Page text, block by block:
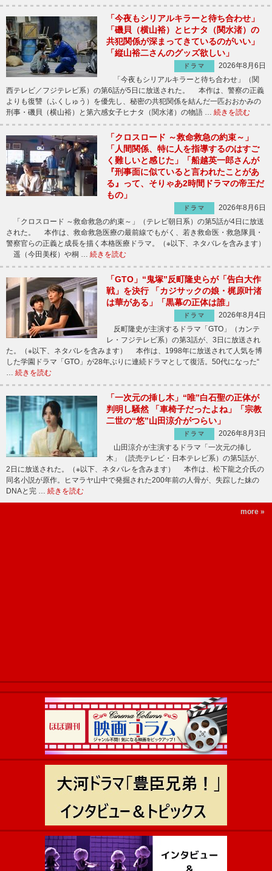
「今夜もシリアルキラーと待ち合わせ」
「磯貝（横山裕）とヒナタ（関水渚）の
共犯関係が深まってきているのがいい」
「縦山裕二さんのグッズ欲しい」
ドラマ
2026年8月6日
「今夜もシリアルキラーと待ち合わせ」（関
西テレビ／フジテレビ系）の第6話が5日に放送された。 本作は、警察の正義
よりも復讐（ふくしゅう）を優先し、秘密の共犯関係を結んだ一匹おおかみの
刑事・磯貝（横山裕）と第六感女子ヒナタ（関水渚）の物語 … 続きを読む
「クロスロード ～救命救急の約束～」
「人間関係、特に人を指導するのはすご
く難しいと感じた」「船越英一郎さんが
『刑事面に似ていると言われたことがあ
る』って、そりゃあ2時間ドラマの帝王だ
もの」
ドラマ
2026年8月6日
「クロスロード ～救命救急の約束～」（テレビ朝日系）の第5話が4日に放送
された。 本作は、救命救急医療の最前線でもがく、若き救命医・救急隊員・
警察官らの正義と成長を描く本格医療ドラマ。（※以下、ネタバレを含みます）
遥（今田美桜）や桐 … 続きを読む
「GTO」“鬼塚”反町隆史らが「告白大作
戦」を決行 「カジサックの娘・梶原叶渚
は華がある」「黒幕の正体は誰」
ドラマ
2026年8月4日
反町隆史が主演するドラマ「GTO」（カンテ
レ・フジテレビ系）の第3話が、3日に放送され
た。（※以下、ネタバレを含みます） 本作は、1998年に放送されて人気を博
した学園ドラマ「GTO」が28年ぶりに連続ドラマとして復活。50代になった“
… 続きを読む
「一次元の挿し木」“唯”白石聖の正体が
判明し騒然 「車椅子だったよね」「宗教
二世の“悠”山田涼介がつらい」
ドラマ
2026年8月3日
山田涼介が主演するドラマ「一次元の挿し
木」（読売テレビ・日本テレビ系）の第5話が、
2日に放送された。（※以下、ネタバレを含みます） 本作は、松下龍之介氏の
同名小説が原作。ヒマラヤ山中で発掘された200年前の人骨が、失踪した妹の
DNAと完 … 続きを読む
more »